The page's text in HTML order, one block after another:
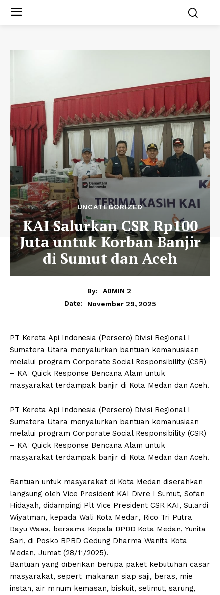
UNCATEGORIZED
KAI Salurkan CSR Rp100
Juta untuk Korban Banjir
di Sumut dan Aceh
By:
ADMIN 2
Date:
November 29, 2025
PT Kereta Api Indonesia (Persero) Divisi Regional I
Sumatera Utara menyalurkan bantuan kemanusiaan
melalui program Corporate Social Responsibility (CSR)
– KAI Quick Response Bencana Alam untuk
masyarakat terdampak banjir di Kota Medan dan Aceh.
PT Kereta Api Indonesia (Persero) Divisi Regional I
Sumatera Utara menyalurkan bantuan kemanusiaan
melalui program Corporate Social Responsibility (CSR)
– KAI Quick Response Bencana Alam untuk
masyarakat terdampak banjir di Kota Medan dan Aceh.
Bantuan untuk masyarakat di Kota Medan diserahkan
langsung oleh Vice President KAI Divre I Sumut, Sofan
Hidayah, didampingi Plt Vice President CSR KAI, Sulardi
Wiyatman, kepada Wali Kota Medan, Rico Tri Putra
Bayu Waas, bersama Kepala BPBD Kota Medan, Yunita
Sari, di Posko BPBD Gedung Dharma Wanita Kota
Medan, Jumat (28/11/2025).
Bantuan yang diberikan berupa paket kebutuhan dasar
masyarakat, seperti makanan siap saji, beras, mie
instan, air minum kemasan, biskuit, selimut, sarung,